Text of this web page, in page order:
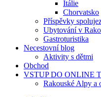
Itálie
Chorvatsko
Příspěvky
Ubytování v
Gastroturistika
Necestovní blog
Aktivity s dětmi
Obchod
VSTUP DO ONLINE
Rakouské Alpy a